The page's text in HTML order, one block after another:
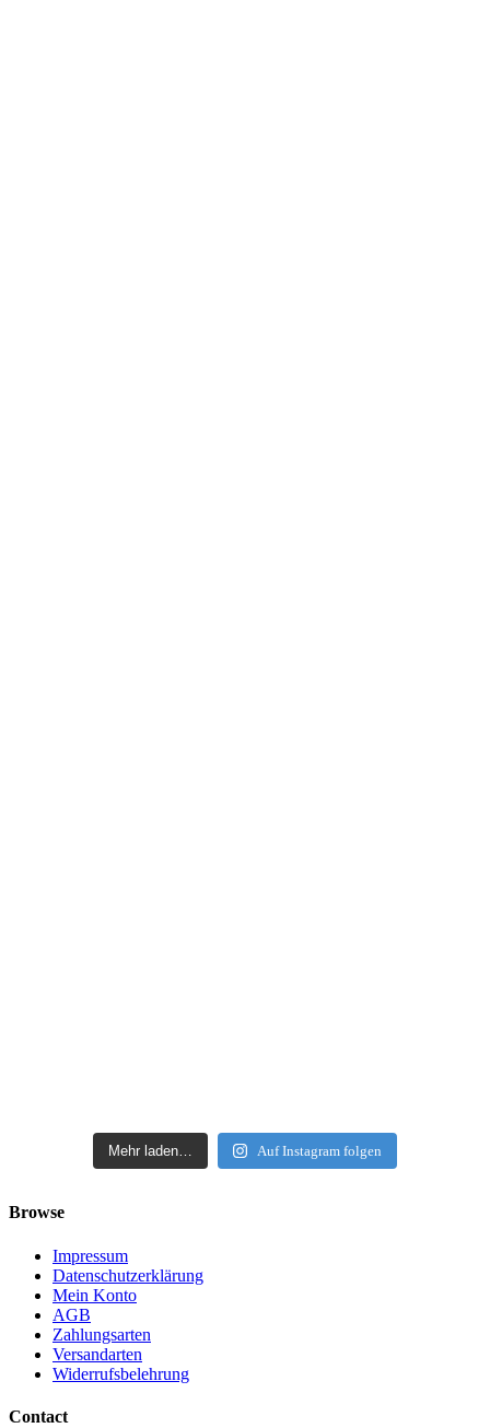
Mehr laden… Auf Instagram folgen
Browse
Impressum
Datenschutzerklärung
Mein Konto
AGB
Zahlungsarten
Versandarten
Widerrufsbelehrung
Contact